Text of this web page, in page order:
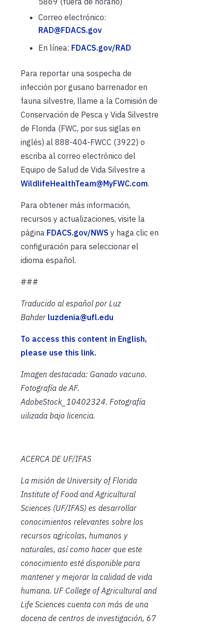
Correo electrónico:
RAD@FDACS.gov
En línea: FDACS.gov/RAD
Para reportar una sospecha de
infección por gusano barrenador en
fauna silvestre, llame a la Comisión de
Conservación de Pesca y Vida Silvestre
de Florida (FWC, por sus siglas en
inglés) al 888-404-FWCC (3922) o
escriba al correo electrónico del
Equipo de Salud de Vida Silvestre a
WildlifeHealthTeam@MyFWC.com.
Para obtener más información,
recursos y actualizaciones, visite la
página FDACS.gov/NWS y haga clic en
configuración para seleccionar el
idioma español.
###
Traducido al español por Luz
Bahder luzdenia@ufl.edu
To access this content in English,
please use this link.
Imagen destacada: Ganado vacuno.
Fotografía de AF.
AdobeStock_10402324. Fotografía
uilizada bajo licencia.
ACERCA DE UF/IFAS
La misión de University of Florida
Institute of Food and Agricultural
Sciences (UF/IFAS) es desarrollar
conocimientos relevantes sobre los
recursos agrícolas, humanos y
naturales, así como hacer que este
conocimiento esté disponible para
mantener y mejorar la calidad de vida
humana. UF College of Agricultural and
Life Sciences cuenta con más de una
docena de centros de investigación, 67